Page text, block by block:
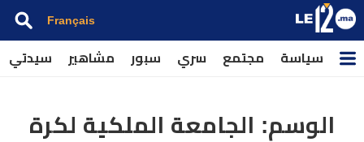
Français
سياسة مجتمع سري سبور مشاهير سيدتي
الوسم: الجامعة الملكية لكرة